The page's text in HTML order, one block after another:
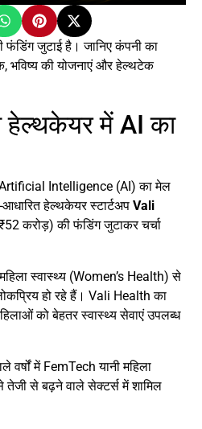
फंडिंग जुटाई है। जानिए कंपनी का
भविष्य की योजनाएं और हेल्थटेक
हेल्थकेयर में AI का
Intelligence (AI) का मेल
हेल्थकेयर स्टार्टअप Vali
करोड़) की फंडिंग जुटाकर चर्चा
स्वास्थ्य (Women’s Health) से
हो रहे हैं। Vali Health का
को बेहतर स्वास्थ्य सेवाएं उपलब्ध
वर्षों में FemTech यानी महिला
से बढ़ने वाले सेक्टर्स में शामिल